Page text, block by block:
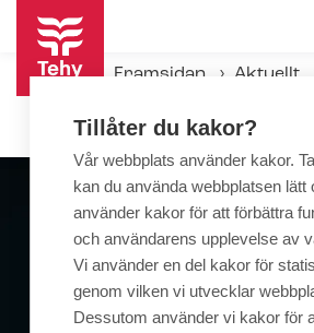
Hoppa
huvudinnehållFramsidan Aktuellt
Tillåter du kakor?
Vår webbplats använder kakor.
kan du använda webbplatsen lätt
använder kakor för att förbättra
och användarens upplevelse av
Vi använder en del kakor för
genom vilken vi utvecklar
Dessutom använder vi kakor för